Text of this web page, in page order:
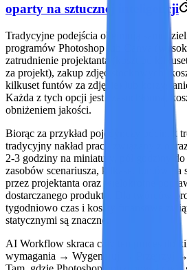
oparty na sztucznej inteligencji
Tradycyjne podejścia obejmują
programów Photoshop lub Canva
zatrudnienie projektanta (koszt od
za projekt), zakup zdjęć stockowych
kilkuset funtów za zdjęcie) lub
Każda z tych opcji jest czasochłonna,
obniżeniem jakości.
Biorąc za przykład pojedynczy odcinek
tradycyjny nakład pracy związany z
2-3 godziny na miniatury, pół godziny
zasobów scenariusza, kilkaset funtów na
przez projektanta oraz wielokrotne
dostarczanego produktu. Dla twórców
tygodniowo czas i koszty finansowe
statycznymi są znaczne.
AI Workflow skraca cały ten proces do
wymagania → Wygeneruj → Przejrzyj